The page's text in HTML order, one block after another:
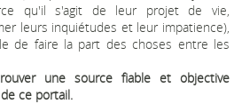
qu'il s'agit de leur projet de vie,
leurs inquiétudes et leur impatience),
de faire la part des choses entre les
une source fiable et objective
ce portail.